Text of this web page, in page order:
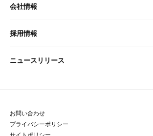
大和総研の強み
先端テクノロジーに基づく新たな価値の創出
政策分析
金融経済教育等
現在受付中のセミナー・イベント
サステナビリティの取り組み
次世代社会への貢献
マルチステークホルダー方針
会社情報
会社情報 トップ
会社概要・役員一覧
大和総研の歩み
採用情報
採用情報 トップ
経験者採用
ニュースリリース
お問い合わせ
プライバシーポリシー